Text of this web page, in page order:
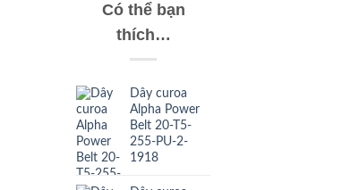
Có thể bạn
thích…
Dây curoa
Alpha Power
Belt 20-T5-
255-PU-2-
1918